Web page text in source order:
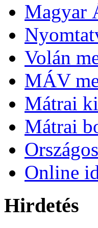
Magyar
Volán
MÁV
Mátrai
Mátrai
Online
Hirdetés